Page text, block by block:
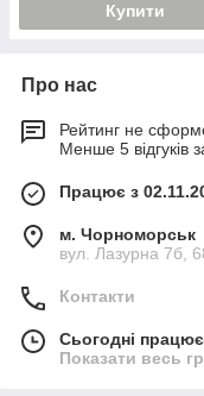
Купити
Про нас
Рейтинг не
Менше 5 відгуків
Працює з
м. Чорноморськ
вул. Лазурна 7б,
Контакти
Сьогодні
Показати весь